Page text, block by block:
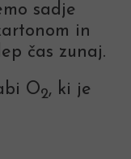
sadje
in
čas zunaj.
O2, ki je